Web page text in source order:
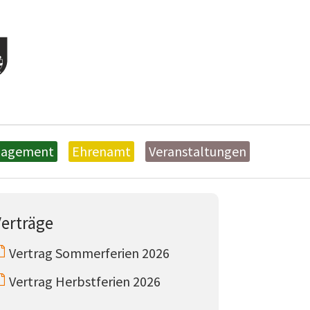
Ehrenamt Veranstaltungen
Vertrag Sommerferien 2026
Vertrag Herbstferien 2026